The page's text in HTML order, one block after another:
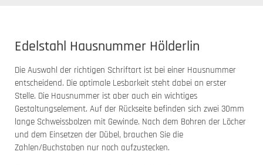
Edelstahl Hausnummer Hölderlin
Die Auswahl der richtigen Schriftart ist bei einer Hausnummer
entscheidend. Die optimale Lesbarkeit steht dabei an erster
Stelle. Die Hausnummer ist aber auch ein wichtiges
Gestaltungselement. Auf der Rückseite befinden sich zwei 30mm
lange Schweissbolzen mit Gewinde. Nach dem Bohren der Löcher
und dem Einsetzen der Dübel, brauchen Sie die
Zahlen/Buchstaben nur noch aufzustecken.